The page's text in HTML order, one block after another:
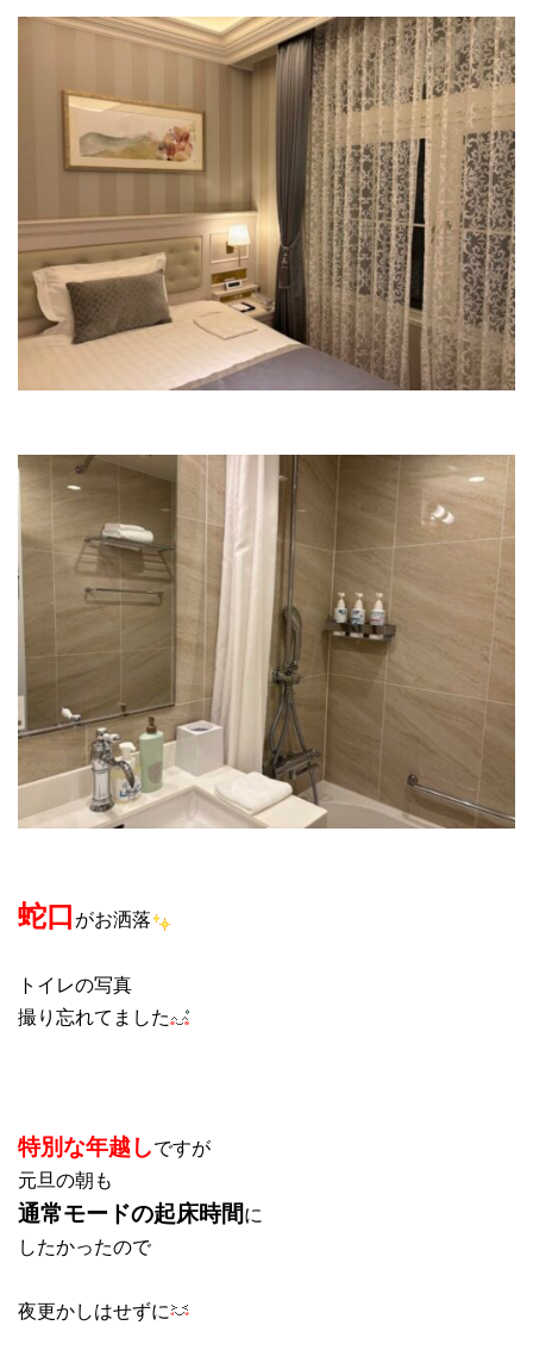
蛇口がお洒落
トイレの写真
撮り忘れてました
特別な年越しですが
元旦の朝も
通常モードの起床時間に
したかったので
夜更かしはせずに